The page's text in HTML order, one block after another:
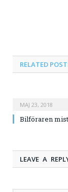
RELATED
MAJ 23, 2018
Bilföraren
LEAVE A